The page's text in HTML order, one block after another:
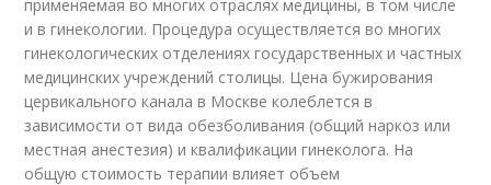
применяемая во многих отраслях медицины, в том числе
и в гинекологии. Процедура осуществляется во многих
гинекологических отделениях государственных и частных
медицинских учреждений столицы. Цена бужирования
цервикального канала в Москве колеблется в
зависимости от вида обезболивания (общий наркоз или
местная анестезия) и квалификации гинеколога. На
общую стоимость терапии влияет объем